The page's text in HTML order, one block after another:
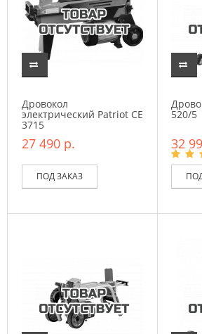
Дровокол
электрический Patriot CE
3715
27 490 р.
ПОД ЗАКАЗ
520/5
32